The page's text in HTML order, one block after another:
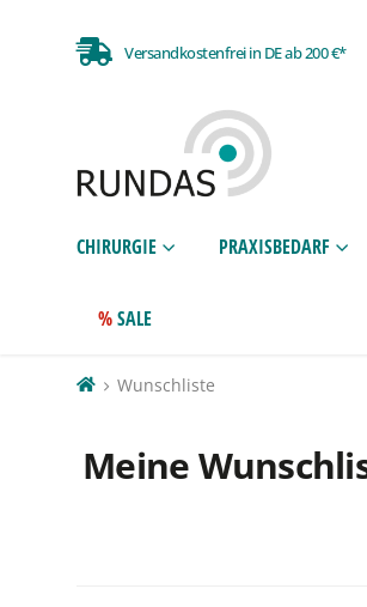
Versandkostenfrei in DE ab 200 €*
CHIRURGIE PRAXISBEDARF
SALE
Wunschliste
Meine